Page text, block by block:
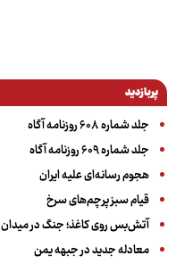
پربازدید
جلد شماره ۶۰۸ روزنامه آگاه
جلد شماره ۶۰۹ روزنامه آگاه
هجوم رسانه‌ای علیه ایران
قیام سبز پرچم‌های سرخ
آتش‌بس روی کاغذ؛ جنگ در میدان
معادله جدید در جبهه یمن